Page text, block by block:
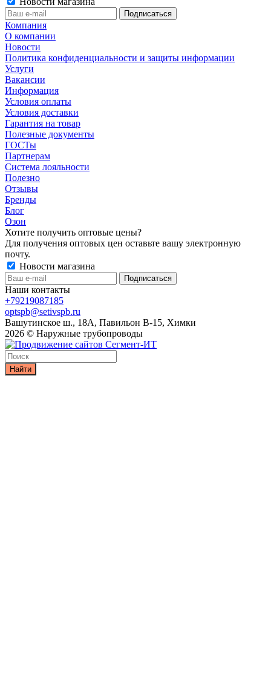
Компания
О компании
Новости
Политика конфиденциальности и защиты информации
Услуги
Вакансии
Информация
Условия оплаты
Условия доставки
Гарантия на товар
Полезные документы
ГОСТы
Партнерам
Система лояльности
Полезно
Отзывы
Бренды
Блог
Озон
Хотите получить оптовые цены?
Для получения оптовых цен оставьте вашу электронную
почту.
Новости магазина
Наши контакты
+79219087185
optspb@setivspb.ru
Вашутинское ш., 18А, Павильон В-15, Химки
2026 © Наружные трубопроводы
Найти